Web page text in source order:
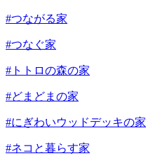
#つながる家
#つなぐ家
#トトロの森の家
#どまどまの家
#にぎわいウッドデッキの家
#ネコと暮らす家